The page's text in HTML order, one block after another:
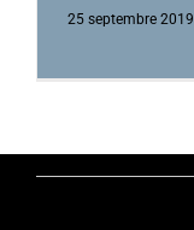
25 septembre 2019